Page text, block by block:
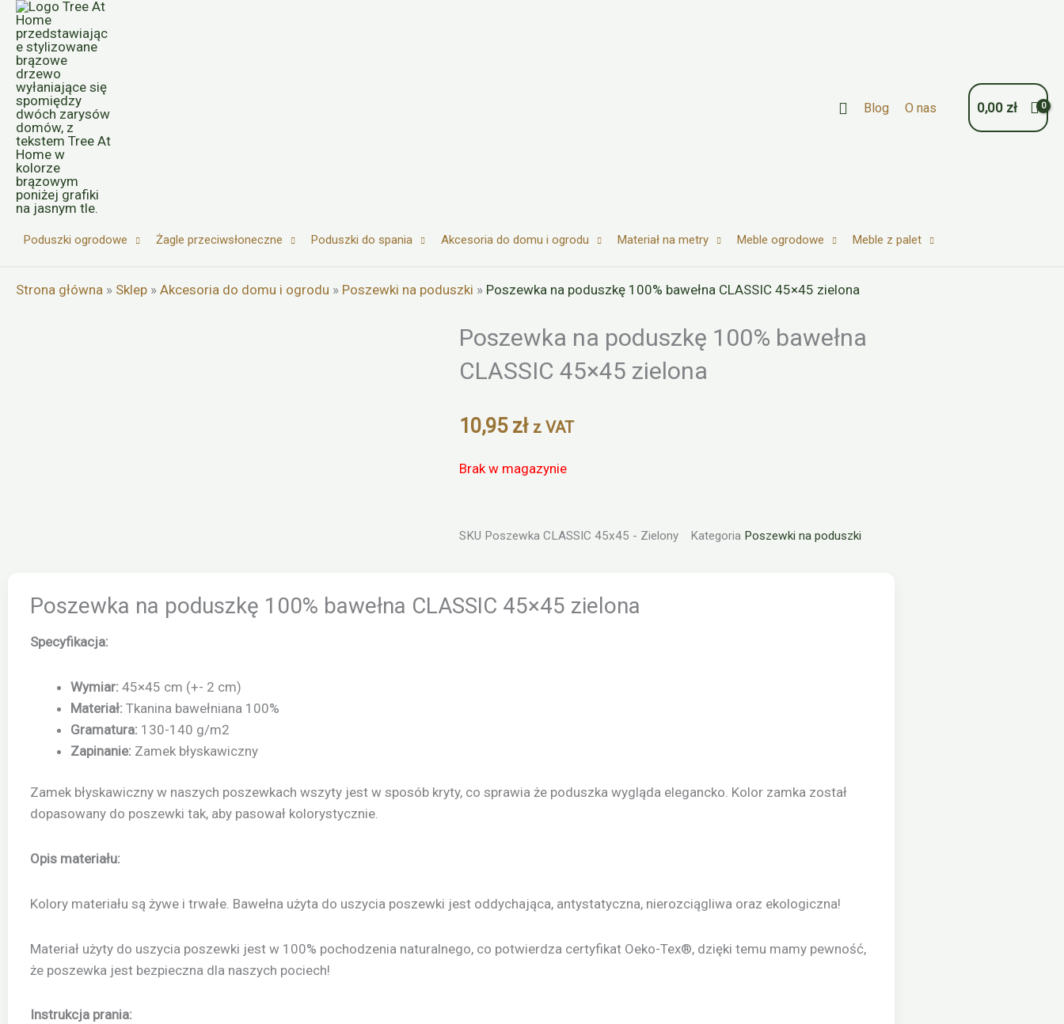
Przejdź
treści
Szukaj
Blog O nas 0,00 zł
Poduszki ogrodowe Żagle przeciwsłoneczne Poduszki do spania Akcesoria do domu i ogrodu Materiał na metry Meble ogrodowe Meble z palet
Strona główna » Sklep » Akcesoria do domu i ogrodu » Poszewki na poduszki » Poszewka na poduszkę 100% bawełna CLASSIC 45×45 zielona
Poszewka na poduszkę 100% bawełna
CLASSIC 45×45 zielona
10,95 zł z VAT
Brak w magazynie
SKU Poszewka CLASSIC 45x45 - Zielony Kategoria Poszewki na poduszki
Poszewka na poduszkę 100% bawełna CLASSIC 45×45 zielona
Specyfikacja:
Wymiar: 45×45 cm (+- 2 cm)
Materiał: Tkanina bawełniana 100%
Gramatura: 130-140 g/m2
Zapinanie: Zamek błyskawiczny
Zamek błyskawiczny w naszych poszewkach wszyty jest w sposób kryty, co sprawia że poduszka wygląda elegancko. Kolor zamka został
dopasowany do poszewki tak, aby pasował kolorystycznie.
Opis materiału:
Kolory materiału są żywe i trwałe. Bawełna użyta do uszycia poszewki jest oddychająca, antystatyczna, nierozciągliwa oraz ekologiczna!
Materiał użyty do uszycia poszewki jest w 100% pochodzenia naturalnego, co potwierdza certyfikat Oeko-Tex®, dzięki temu mamy pewność,
że poszewka jest bezpieczna dla naszych pociech!
Instrukcja prania: